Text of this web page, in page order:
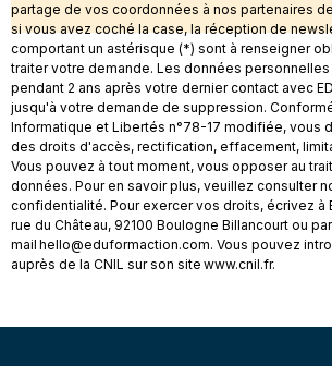
partage de vos coordonnées à nos partenaires
si vous avez coché la case, la réception de
comportant un astérisque (*) sont à renseigner
traiter votre demande. Les données
pendant 2 ans après votre dernier contact avec
jusqu'à votre demande de suppression.
Informatique et Libertés n°78-17 modifiée, vous
des droits d'accès, rectification, effacement,
Vous pouvez à tout moment, vous opposer au
données. Pour en savoir plus, veuillez consulter
confidentialité. Pour exercer vos droits, écrivez à
rue du Château, 92100 Boulogne Billancourt ou par
mail hello@eduformaction.com. Vous pouvez
auprès de la CNIL sur son site www.cnil.fr.